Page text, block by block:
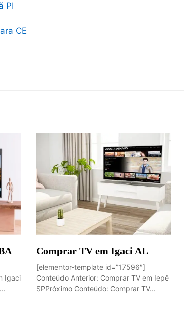
PI
CE
Igaci
Comprar TV em Igaci AL
[elementor-template id=”17596″]
Conteúdo Anterior: Comprar TV em Iepê
SPPróximo Conteúdo: Comprar TV...